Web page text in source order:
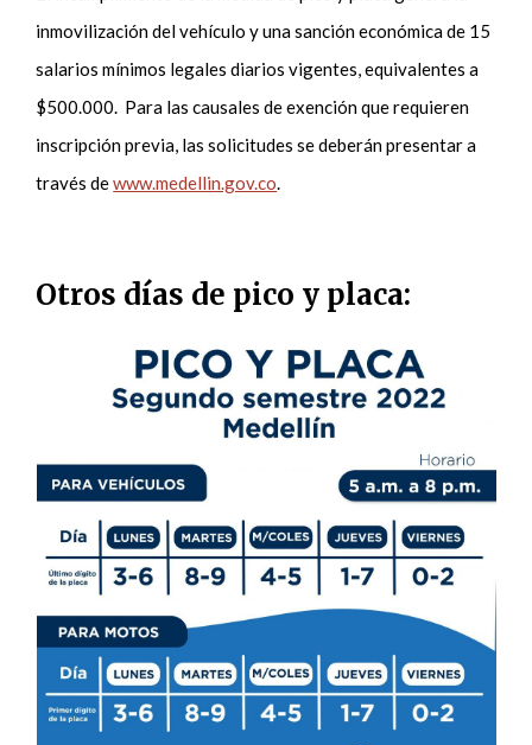
inmovilización del vehículo y una sanción económica de 15
salarios mínimos legales diarios vigentes, equivalentes a
$500.000. Para las causales de exención que requieren
inscripción previa, las solicitudes se deberán presentar a
través dewww.medellin.gov.co
Otros días de pico y placa: